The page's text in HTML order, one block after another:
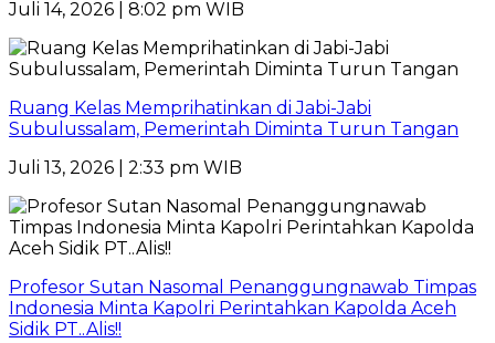
Juli 14, 2026 | 8:02 pm WIB
Ruang Kelas Memprihatinkan di Jabi-Jabi
Subulussalam, Pemerintah Diminta Turun Tangan
Juli 13, 2026 | 2:33 pm WIB
Profesor Sutan Nasomal Penanggungnawab Timpas
Indonesia Minta Kapolri Perintahkan Kapolda Aceh
Sidik PT..Alis!!